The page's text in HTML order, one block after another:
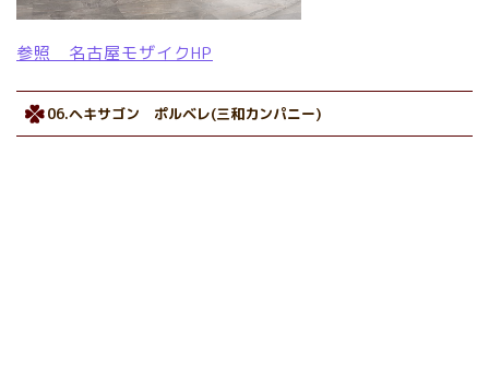
参照 名古屋モザイクHP
06.ヘキサゴン ポルベレ(三和カンパニー)